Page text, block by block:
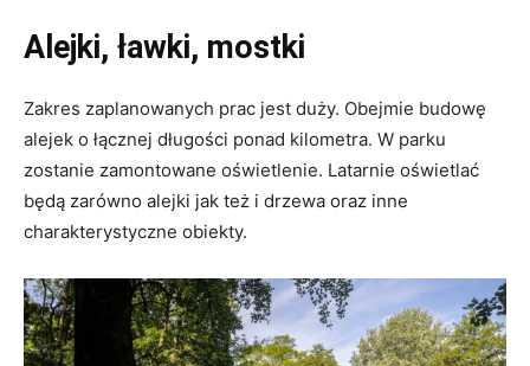
Alejki, ławki, mostki
Zakres zaplanowanych prac jest duży. Obejmie budowę
alejek o łącznej długości ponad kilometra. W parku
zostanie zamontowane oświetlenie. Latarnie oświetlać
będą zarówno alejki jak też i drzewa oraz inne
charakterystyczne obiekty.